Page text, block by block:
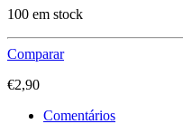
100 em stock
Comparar
€2,90
Comentários